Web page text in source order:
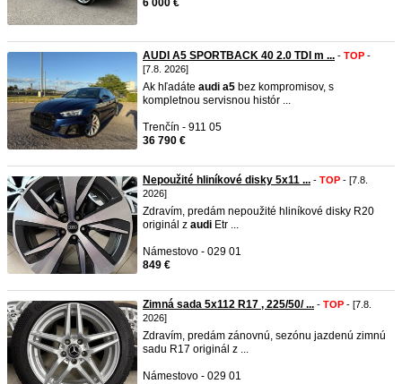
6 000 €
AUDI A5 SPORTBACK 40 2.0 TDI m ... - TOP -
[7.8. 2026]
Ak hľadáte audi a5 bez kompromisov, s
kompletnou servisnou histór ...
Trenčín - 911 05
36 790 €
Nepoužité hliníkové disky 5x11 ... - TOP - [7.8.
2026]
Zdravím, predám nepoužité hliníkové disky R20
originál z audi Etr ...
Námestovo - 029 01
849 €
Zimná sada 5x112 R17 , 225/50/ ... - TOP - [7.8.
2026]
Zdravím, predám zánovnú, sezónu jazdenú zimnú
sadu R17 originál z ...
Námestovo - 029 01